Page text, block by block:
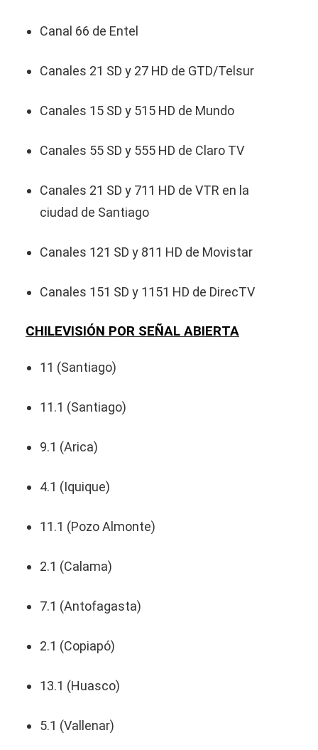
Canal 66 de Entel
Canales 21 SD y 27 HD de GTD/Telsur
Canales 15 SD y 515 HD de Mundo
Canales 55 SD y 555 HD de Claro TV
Canales 21 SD y 711 HD de VTR en la
ciudad de Santiago
Canales 121 SD y 811 HD de Movistar
Canales 151 SD y 1151 HD de DirecTV
CHILEVISIÓN POR SEÑAL ABIERTA
11 (Santiago)
11.1 (Santiago)
9.1 (Arica)
4.1 (Iquique)
11.1 (Pozo Almonte)
2.1 (Calama)
7.1 (Antofagasta)
2.1 (Copiapó)
13.1 (Huasco)
5.1 (Vallenar)